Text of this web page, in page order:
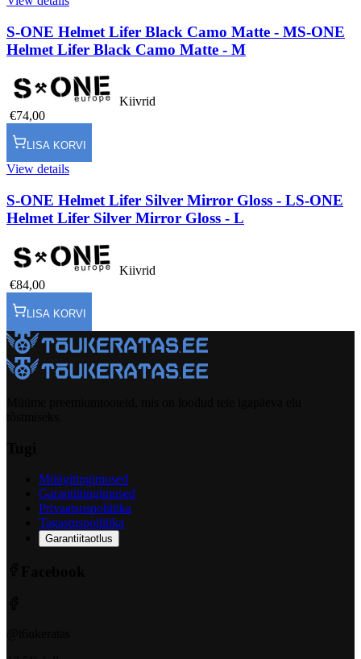
S-ONE Helmet Lifer Black Camo Matte - MS-ONE
Helmet Lifer Black Camo Matte - M
Kiivrid
€74,00
LISA KORVI
View details
S-ONE Helmet Lifer Silver Mirror Gloss - LS-ONE
Helmet Lifer Silver Mirror Gloss - L
Kiivrid
€84,00
LISA KORVI
Müügitingimused
Garantiitingimused
Privaatsuspoliitika
Tagastuspoliitika
Garantiitaotlus